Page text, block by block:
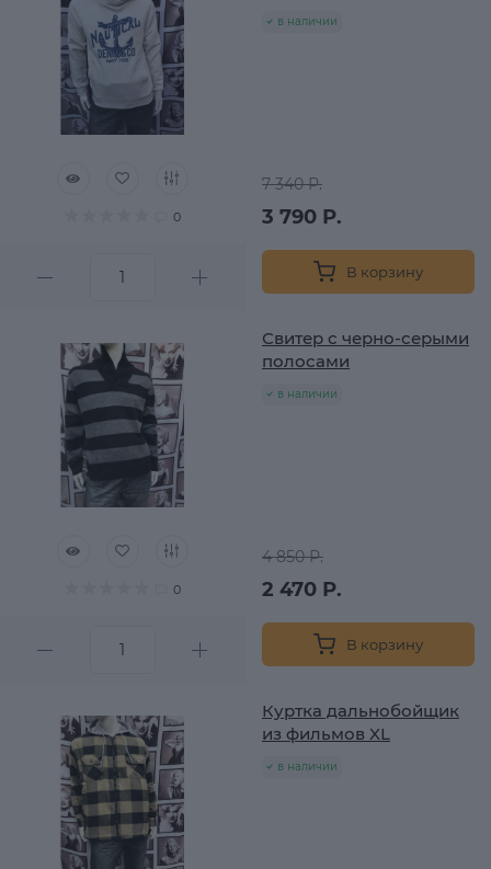
0
в наличии
7 340 Р.
3 790 Р.
В корзину
0
Свитер с черно-серыми
полосами
в наличии
4 850 Р.
2 470 Р.
В корзину
Куртка дальнобойщик
из фильмов XL
в наличии